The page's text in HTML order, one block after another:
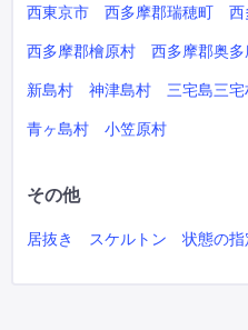
西東京市 西多摩郡瑞穂町 西
西多摩郡檜原村 西多摩郡奥多
新島村 神津島村 三宅島三宅
青ヶ島村 小笠原村
その他
居抜き スケルトン 状態の指